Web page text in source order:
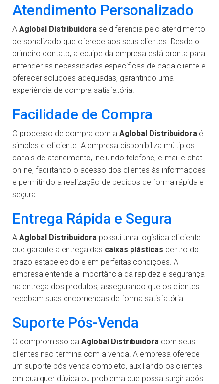
Atendimento Personalizado
A Aglobal Distribuidora se diferencia pelo atendimento
personalizado que oferece aos seus clientes. Desde o
primeiro contato, a equipe da empresa está pronta para
entender as necessidades específicas de cada cliente e
oferecer soluções adequadas, garantindo uma
experiência de compra satisfatória.
Facilidade de Compra
O processo de compra com a Aglobal Distribuidora é
simples e eficiente. A empresa disponibiliza múltiplos
canais de atendimento, incluindo telefone, e-mail e chat
online, facilitando o acesso dos clientes às informações
e permitindo a realização de pedidos de forma rápida e
segura.
Entrega Rápida e Segura
A Aglobal Distribuidora possui uma logística eficiente
que garante a entrega das caixas plásticas dentro do
prazo estabelecido e em perfeitas condições. A
empresa entende a importância da rapidez e segurança
na entrega dos produtos, assegurando que os clientes
recebam suas encomendas de forma satisfatória.
Suporte Pós-Venda
O compromisso da Aglobal Distribuidora com seus
clientes não termina com a venda. A empresa oferece
um suporte pós-venda completo, auxiliando os clientes
em qualquer dúvida ou problema que possa surgir após